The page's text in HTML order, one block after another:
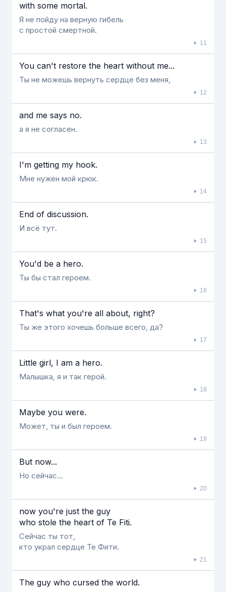
with some mortal.
Я не пойду на верную гибель
с простой смертной.
11
You can't restore the heart without me...
Ты не можешь вернуть сердце без меня,
12
and me says no.
а я не согласен.
13
I'm getting my hook.
Мне нужен мой крюк.
14
End of discussion.
И всё тут.
15
You'd be a hero.
Ты бы стал героем.
16
That's what you're all about, right?
Ты же этого хочешь больше всего, да?
17
Little girl, I am a hero.
Малышка, я и так герой.
18
Maybe you were.
Может, ты и был героем.
19
But now...
Но сейчас...
20
now you're just the guy
who stole the heart of Te Fiti.
Сейчас ты тот,
кто украл сердце Те Фити.
21
The guy who cursed the world.